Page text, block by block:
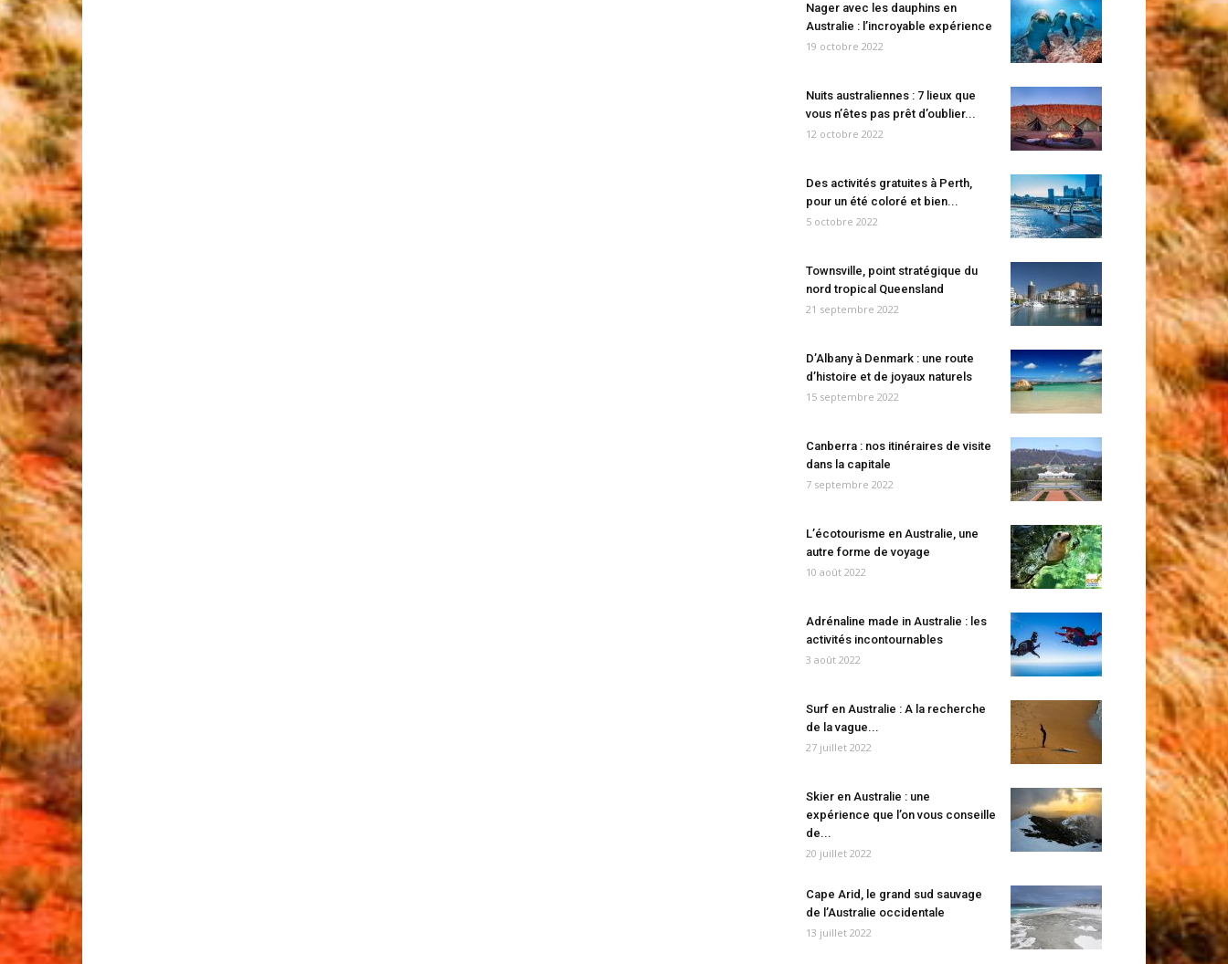
Nager avec les dauphins en
Australie : l’incroyable expérience
19 octobre 2022
Nuits australiennes : 7 lieux que
vous n’êtes pas prêt d’oublier...
12 octobre 2022
Des activités gratuites à Perth,
pour un été coloré et bien...
5 octobre 2022
Townsville, point stratégique du
nord tropical Queensland
21 septembre 2022
D’Albany à Denmark : une route
d’histoire et de joyaux naturels
15 septembre 2022
Canberra : nos itinéraires de visite
dans la capitale
7 septembre 2022
L’écotourisme en Australie, une
autre forme de voyage
10 août 2022
Adrénaline made in Australie : les
activités incontournables
3 août 2022
Surf en Australie : A la recherche
de la vague...
27 juillet 2022
Skier en Australie : une
expérience que l’on vous conseille
de...
20 juillet 2022
Cape Arid, le grand sud sauvage
de l’Australie occidentale
13 juillet 2022